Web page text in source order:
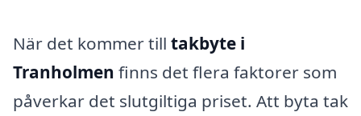
När det kommer till takbyte i
Tranholmen finns det flera faktorer som
påverkar det slutgiltiga priset. Att byta tak